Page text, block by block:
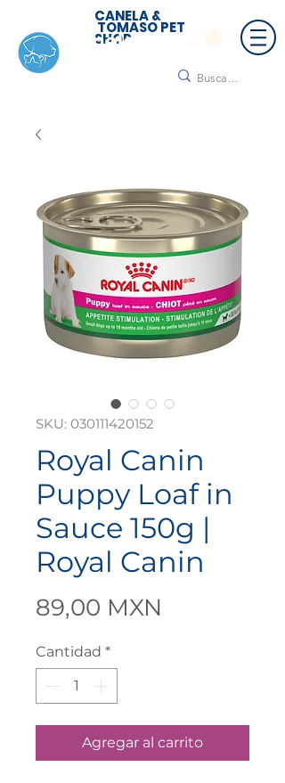
CANELA &
TOMASO PET
SHOP
SKU: 030111420152
Royal Canin
Puppy Loaf in
Sauce 150g |
Royal Canin
89,00 MXN
Cantidad *
Agregar al carrito